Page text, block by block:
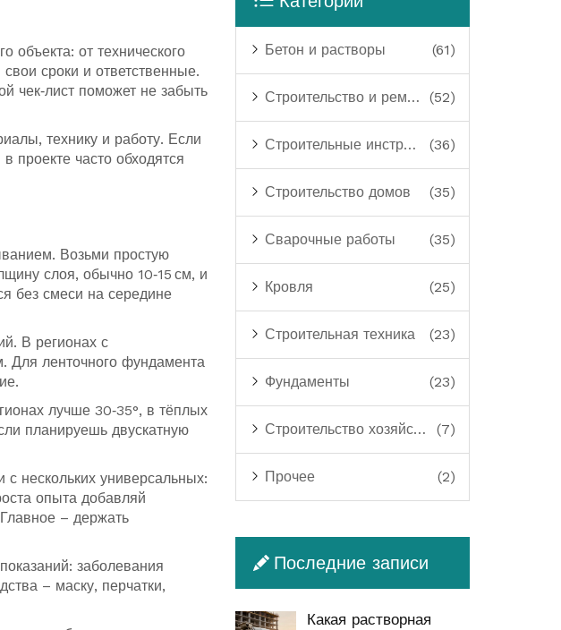
объекта: от технического
сроки и ответственные.
чек‑лист поможет не забыть
технику и работу. Если
проекте часто обходятся
Возьми простую
слоя, обычно 10‑15 см, и
без смеси на середине
В регионах с
Для ленточного фундамента
лучше 30‑35°, в тёплых
планируешь двускатную
нескольких универсальных:
опыта добавляй
– держать
заболевания
– маску, перчатки,
Бетон и растворы (61)
Строительство и ремонт (52)
Строительные инструменты (36)
Строительство домов (35)
Сварочные работы (35)
Кровля (25)
Строительная техника (23)
Фундаменты (23)
Строительство хозяйственных построек (7)
Прочее (2)
Последние записи
Какая растворная